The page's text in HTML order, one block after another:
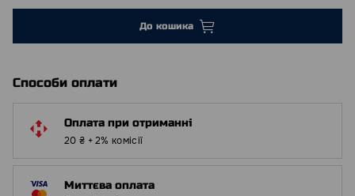
До кошика
Способи оплати
Оплата при отриманні
20 ₴ + 2% комісії
Миттєва оплата